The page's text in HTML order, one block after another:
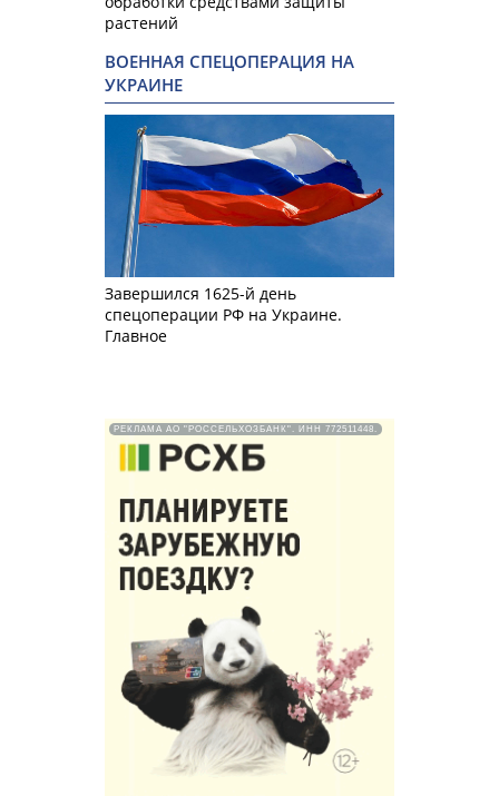
растений
ВОЕННАЯ СПЕЦОПЕРАЦИЯ НА
УКРАИНЕ
Завершился 1625-й день
спецоперации РФ на Украине.
Главное
РЕКЛАМА АО "РОССЕЛЬХОЗБАНК". ИНН 772511448.